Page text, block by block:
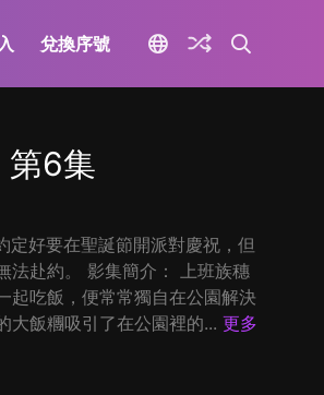
兌換序號
第6集
定好要在聖誕節開派對慶祝，但
法赴約。 影集簡介： 上班族穗
起吃飯，便常常獨自在公園解決
大飯糰吸引了在公園裡的... 更多